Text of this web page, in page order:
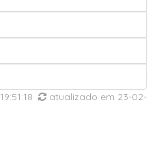
19:51:18 atualizado em 23-02-